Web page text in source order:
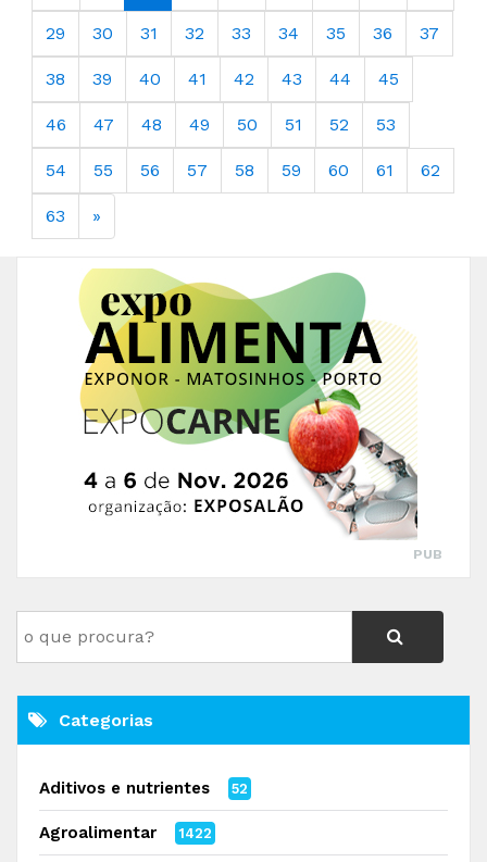
29 30 31 32 33 34 35 36 37
38 39 40 41 42 43 44 45
46 47 48 49 50 51 52 53
54 55 56 57 58 59 60 61 62
63 »
PUB
Categorias
Aditivos e nutrientes 52
Agroalimentar 1422